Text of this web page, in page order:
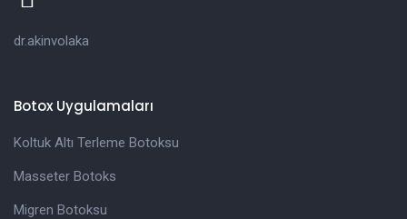
dr.akinvolaka
Botox Uygulamaları
Koltuk Altı Terleme Botoksu
Masseter Botoks
Migren Botoksu